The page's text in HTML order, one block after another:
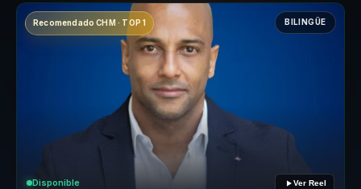
Recomendado CHM · TOP 1 BILINGÜE
Disponible Ver Reel